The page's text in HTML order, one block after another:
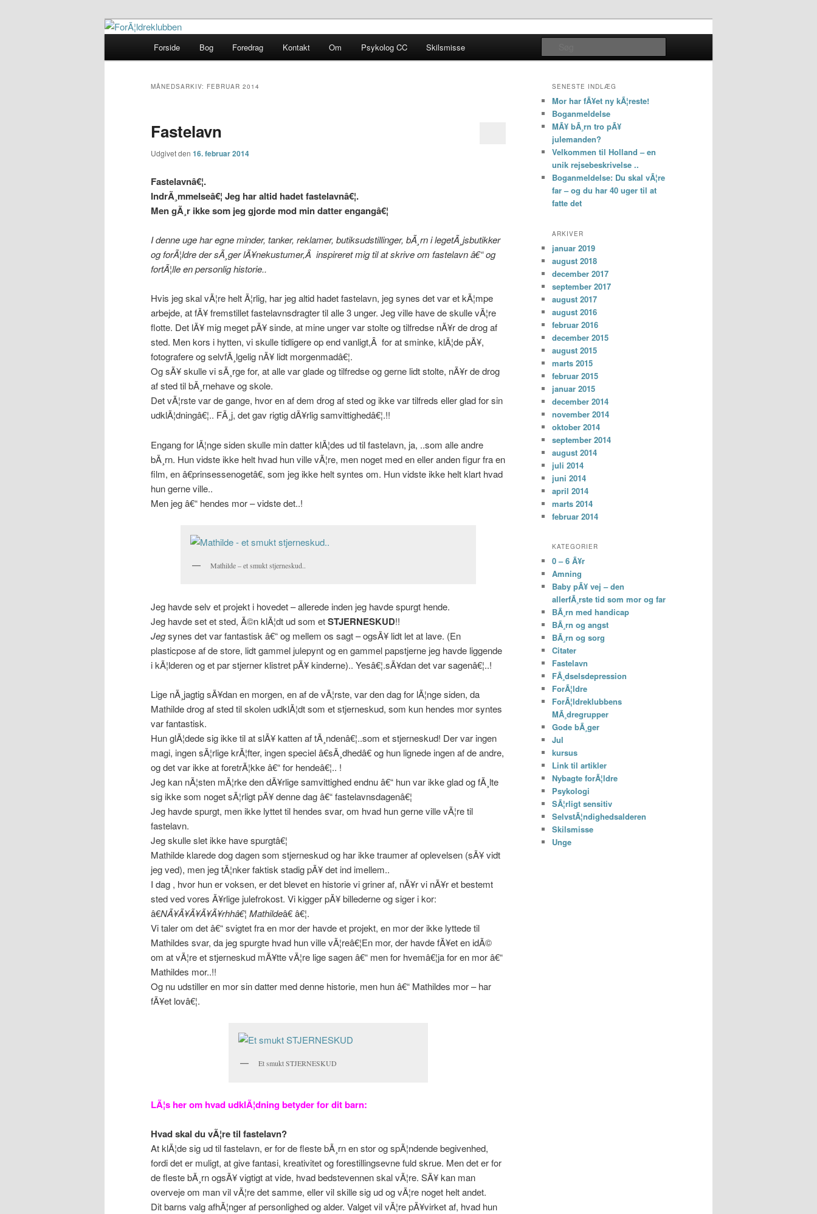
ForÃ¦ldreklubben
Her finder du gode rÃ¥d
Forside Bog Foredrag Kontakt Om Psykolog CC Skilsmisse
MÅNEDSARKIV: FEBRUAR 2014
Fastelavn
Udgivet den 16. februar 2014
Fastelavnâ€¦.
IndrÃ¸mmelseâ€¦ Jeg har altid hadet fastelavnâ€¦.
Men gÃ¸r ikke som jeg gjorde mod min datter engangâ€¦
I denne uge har egne minder, tanker, reklamer, butiksudstillinger, bÃ¸rn i legetÃ¸jsbutikker
og forÃ¦ldre der sÃ¸ger lÃ¥nekustumer,Â inspireret mig til at skrive om fastelavn â€“ og
fortÃ¦lle en personlig historie..
Hvis jeg skal vÃ¦re helt Ã¦rlig, har jeg altid hadet fastelavn, jeg synes det var et kÃ¦mpe
arbejde, at fÃ¥ fremstillet fastelavnsdragter til alle 3 unger. Jeg ville have de skulle vÃ¦re
flotte. Det lÃ¥ mig meget pÃ¥ sinde, at mine unger var stolte og tilfredse nÃ¥r de drog af
sted. Men kors i hytten, vi skulle tidligere op end vanligt,Â for at sminke, klÃ¦de pÃ¥,
fotografere og selvfÃ¸lgelig nÃ¥ lidt morgenmadâ€¦.
Og sÃ¥ skulle vi sÃ¸rge for, at alle var glade og tilfredse og gerne lidt stolte, nÃ¥r de drog
af sted til bÃ¸rnehave og skole.
Det vÃ¦rste var de gange, hvor en af dem drog af sted og ikke var tilfreds eller glad for sin
udklÃ¦dningâ€¦.. FÃ¸j, det gav rigtig dÃ¥rlig samvittighedâ€¦.!!
Engang for lÃ¦nge siden skulle min datter klÃ¦des ud til fastelavn, ja, ..som alle andre
bÃ¸rn. Hun vidste ikke helt hvad hun ville vÃ¦re, men noget med en eller anden figur fra en
film, en â€prinsessenogetâ€, som jeg ikke helt syntes om. Hun vidste ikke helt klart hvad
hun gerne ville..
Men jeg â€“ hendes mor – vidste det..!
Mathilde – et smukt stjerneskud..
Jeg havde selv et projekt i hovedet – allerede inden jeg havde spurgt hende.
Jeg havde set et sted, Ã©n klÃ¦dt ud som etSTJERNESKUD!!
Jegsynes det var fantastisk â€“ og mellem os sagt – ogsÃ¥ lidt let at lave. (En
plasticpose af de store, lidt gammel julepynt og en gammel papstjerne jeg havde liggende
i kÃ¦lderen og et par stjerner klistret pÃ¥ kinderne).. Yesâ€¦.sÃ¥dan det var sagenâ€¦..!
Lige nÃ¸jagtig sÃ¥dan en morgen, en af de vÃ¦rste, var den dag for lÃ¦nge siden, da
Mathilde drog af sted til skolen udklÃ¦dt som et stjerneskud, som kun hendes mor syntes
var fantastisk.
Hun glÃ¦dede sig ikke til at slÃ¥ katten af tÃ¸ndenâ€¦..som et stjerneskud! Der var ingen
magi, ingen sÃ¦rlige krÃ¦fter, ingen speciel â€sÃ¸dhedâ€ og hun lignede ingen af de andre,
og det var ikke at foretrÃ¦kke â€“ for hendeâ€¦.. !
Jeg kan nÃ¦sten mÃ¦rke den dÃ¥rlige samvittighed endnu â€“ hun var ikke glad og fÃ¸lte
sig ikke som noget sÃ¦rligt pÃ¥ denne dag â€“ fastelavnsdagenâ€¦
Jeg havde spurgt, men ikke lyttet til hendes svar, om hvad hun gerne ville vÃ¦re til
fastelavn.
Jeg skulle slet ikke have spurgtâ€¦
Mathilde klarede dog dagen som stjerneskud og har ikke traumer af oplevelsen (sÃ¥ vidt
jeg ved), men jeg tÃ¦nker faktisk stadig pÃ¥ det ind imellem..
I dag , hvor hun er voksen, er det blevet en historie vi griner af, nÃ¥r vi nÃ¥r et bestemt
sted ved vores Ã¥rlige julefrokost. Vi kigger pÃ¥ billederne og siger i kor:
â€NÃ¥Ã¥Ã¥Ã¥Ã¥rhhâ€¦ Mathildeâ€ â€¦.
Vi taler om det â€“ svigtet fra en mor der havde et projekt, en mor der ikke lyttede til
Mathildes svar, da jeg spurgte hvad hun ville vÃ¦reâ€¦En mor, der havde fÃ¥et en idÃ©
om at vÃ¦re et stjerneskud mÃ¥tte vÃ¦re lige sagen â€“ men for hvemâ€¦ja for en mor â€“
Mathildes mor..!!
Og nu udstiller en mor sin datter med denne historie, men hun â€“ Mathildes mor – har
fÃ¥et lovâ€¦.
Et smukt STJERNESKUD
LÃ¦s her om hvad udklÃ¦dning betyder for dit barn:
Hvad skal du vÃ¦re til fastelavn?
At klÃ¦de sig ud til fastelavn, er for de fleste bÃ¸rn en stor og spÃ¦ndende begivenhed,
fordi det er muligt, at give fantasi, kreativitet og forestillingsevne fuld skrue. Men det er for
de fleste bÃ¸rn ogsÃ¥ vigtigt at vide, hvad bedstevennen skal vÃ¦re. SÃ¥ kan man
overveje om man vil vÃ¦re det samme, eller vil skille sig ud og vÃ¦re noget helt andet.
Dit barns valg afhÃ¦nger af personlighed og alder. Valget vil vÃ¦re pÃ¥virket af, hvad hun
SENESTE INDLÆG
Mor har fÃ¥et ny kÃ¦reste!
Boganmeldelse
MÃ¥ bÃ¸rn tro pÃ¥
julemanden?
Velkommen til Holland – en
unik rejsebeskrivelse ..
Boganmeldelse: Du skal vÃ¦re
far – og du har 40 uger til at
fatte det
ARKIVER
januar 2019
august 2018
december 2017
september 2017
august 2017
august 2016
februar 2016
december 2015
august 2015
marts 2015
februar 2015
januar 2015
december 2014
november 2014
oktober 2014
september 2014
august 2014
juli 2014
juni 2014
april 2014
marts 2014
februar 2014
KATEGORIER
0 – 6 Ã¥r
Amning
Baby pÃ¥ vej – den
allerfÃ¸rste tid som mor og far
BÃ¸rn med handicap
BÃ¸rn og angst
BÃ¸rn og sorg
Citater
Fastelavn
FÃ¸dselsdepression
ForÃ¦ldre
ForÃ¦ldreklubbens
MÃ¸dregrupper
Gode bÃ¸ger
Jul
kursus
Link til artikler
Nybagte forÃ¦ldre
Psykologi
SÃ¦rligt sensitiv
SelvstÃ¦ndighedsalderen
Skilsmisse
Unge